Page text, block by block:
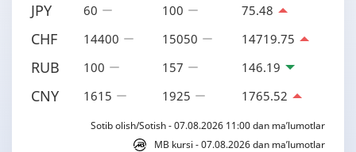
JPY 60 100 75.48
CHF 14400 15050 14719.75
RUB 100 157 146.19
CNY 1615 1925 1765.52
Sotib olish/Sotish - 07.08.2026 11:00 dan ma’lumotlar
MB kursi - 07.08.2026 dan ma’lumotlar